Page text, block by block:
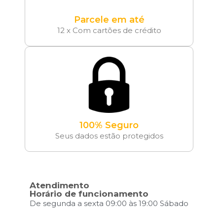
Parcele em até
12 x Com cartões de crédito
100% Seguro
Seus dados estão protegidos
Atendimento
Horário de funcionamento
De segunda a sexta 09:00 às 19:00 Sábado